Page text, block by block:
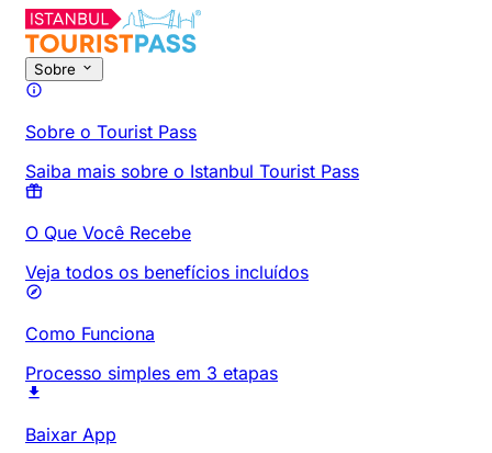
Sobre
Sobre o Tourist Pass
Saiba mais sobre o Istanbul Tourist Pass
O Que Você Recebe
Veja todos os benefícios incluídos
Como Funciona
Processo simples em 3 etapas
Baixar App